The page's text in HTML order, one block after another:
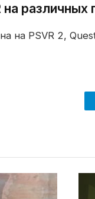
различных
на PSVR 2,